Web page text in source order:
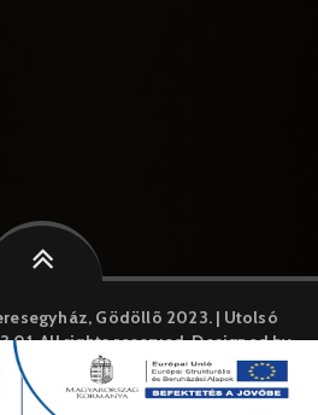
Gödöllõ 2023. | Utolsó
All rights reserved. Designed by
MySystem
használ. A weboldal további